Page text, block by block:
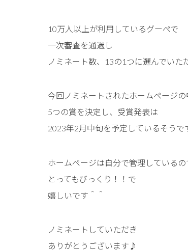
10万人以上が利用しているグーぺで
一次審査を通過し
ノミネート数、13の1つに選んでいた
今回ノミネートされたホームページの
5つの賞を決定し、受賞発表は
2023年2月中旬を予定しているそうで
ホームページは自分で管理しているの
とってもびっくり！！で
嬉しいです＾＾
ノミネートしていただき
ありがとうございます♪